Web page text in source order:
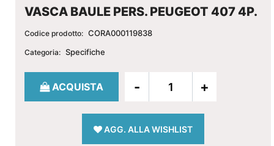
VASCA BAULE PERS. PEUGEOT 407 4P.
Codice prodotto: CORA000119838
Categoria: Specifiche
Quantità
ACQUISTA
AGG. ALLA WISHLIST